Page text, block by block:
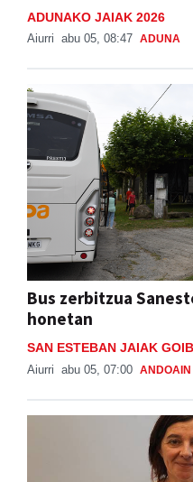
ADUNAKO JAIAK 2026
Aiurri abu 05, 08:47 ADUNA
Bus zerbitzua
honetan
SAN ESTEBAN JAIAK
Aiurri abu 05, 07:00 ANDOAIN